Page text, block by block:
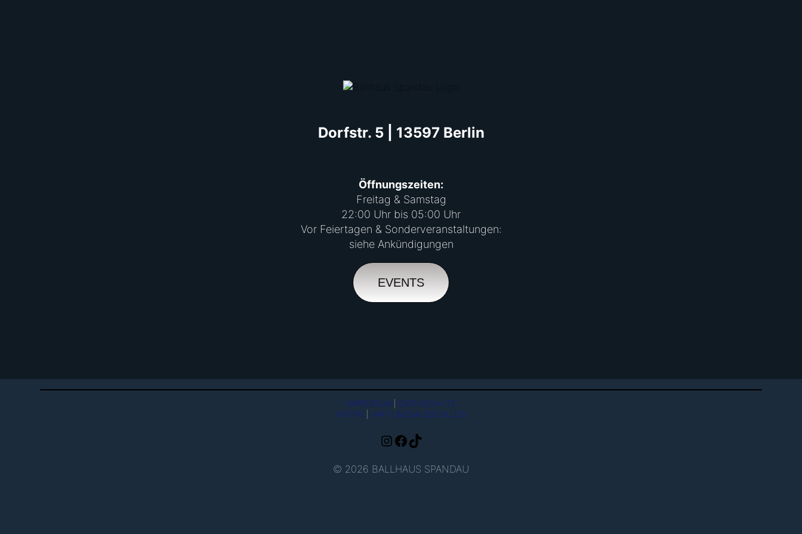
Dorfstr. 5 | 13597 Berlin
Öffnungszeiten:
Freitag & Samstag
22:00 Uhr bis 05:00 Uhr
Vor Feiertagen & Sonderveranstaltungen:
siehe Ankündigungen
EVENTS
IMPRESSUM
DATENSCHUTZ
INTERN
HAFTUNGSAUSSCHLUSS
Instagram
Facebook
TikTok
© 2026 BALLHAUS SPANDAU